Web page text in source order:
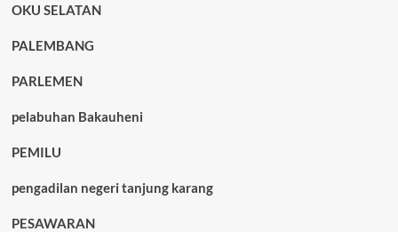
OKU SELATAN
PALEMBANG
PARLEMEN
pelabuhan Bakauheni
PEMILU
pengadilan negeri tanjung karang
PESAWARAN